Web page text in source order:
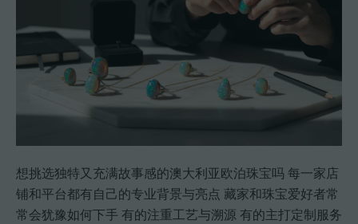
想挑选独特又充满故事感的澳大利亚欧泊珠宝吗 每一家店
铺和平台都有自己的专业背景与亮点 藏家和珠宝爱好者常
常会犹豫如何下手 有的注重工艺与溯源 有的主打定制服务